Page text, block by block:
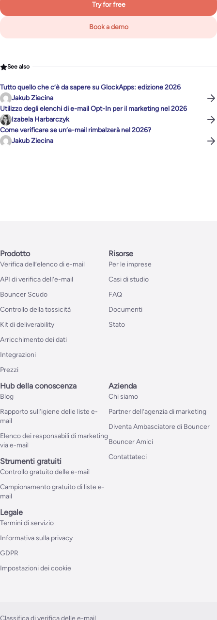
Try for free
Book a demo
See also
Tutto quello che c’è da sapere su GlockApps: edizione 2026
Jakub Ziecina
Utilizzo degli elenchi di e-mail Opt-In per il marketing nel 2026
Izabela Harbarczyk
Come verificare se un’e-mail rimbalzerà nel 2026?
Jakub Ziecina
Prodotto
Verifica dell’elenco di e-mail
API di verifica dell’e-mail
Bouncer Scudo
Controllo della tossicità
Kit di deliverability
Arricchimento dei dati
Integrazioni
Prezzi
Risorse
Per le imprese
Casi di studio
FAQ
Documenti
Stato
Hub della conoscenza
Blog
Rapporto sull’igiene delle liste e-
mail
Elenco dei responsabili di marketing
via e-mail
Strumenti gratuiti
Controllo gratuito delle e-mail
Campionamento gratuito di liste e-
mail
Azienda
Chi siamo
Partner dell’agenzia di marketing
Diventa Ambasciatore di Bouncer
Bouncer Amici
Contattateci
Legale
Termini di servizio
Informativa sulla privacy
GDPR
Impostazioni dei cookie
Classifica di verifica delle e-mail